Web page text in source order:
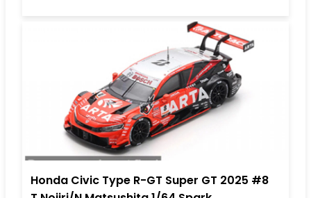
Honda Civic Type R-GT Super GT 2025 #8